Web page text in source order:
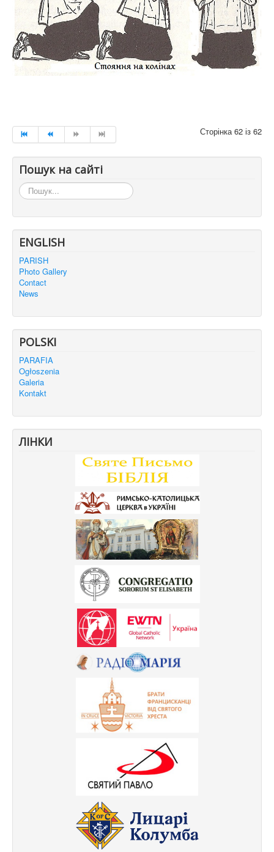
Сторінка 62 із 62
Пошук на сайті
Пошук...
ENGLISH
PARISH
Photo Gallery
Contact
News
POLSKI
PARAFIA
Ogłoszenia
Galeria
Kontakt
ЛІНКИ